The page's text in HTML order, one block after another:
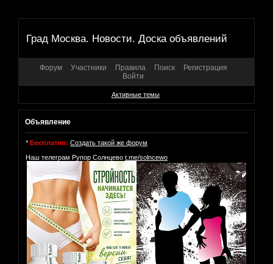
Град Москва. Новости. Доска объявлений
Форум Участники Правила Поиск
Регистрация
Войти
Активные темы
Объявление
* Бесплатно: Создать такой же форум
Наш телеграм Рупор Солнцево t.me/solncewo